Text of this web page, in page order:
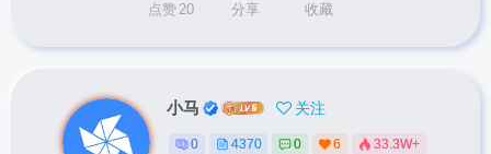
点赞 20 分享 收藏
小马 关注
0 4370 0 6 33.3W+